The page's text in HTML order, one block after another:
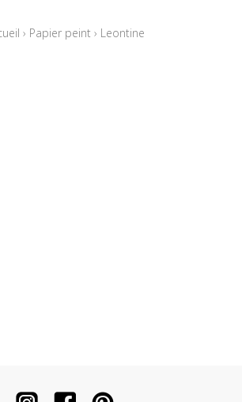
› Papier peint › Leontine